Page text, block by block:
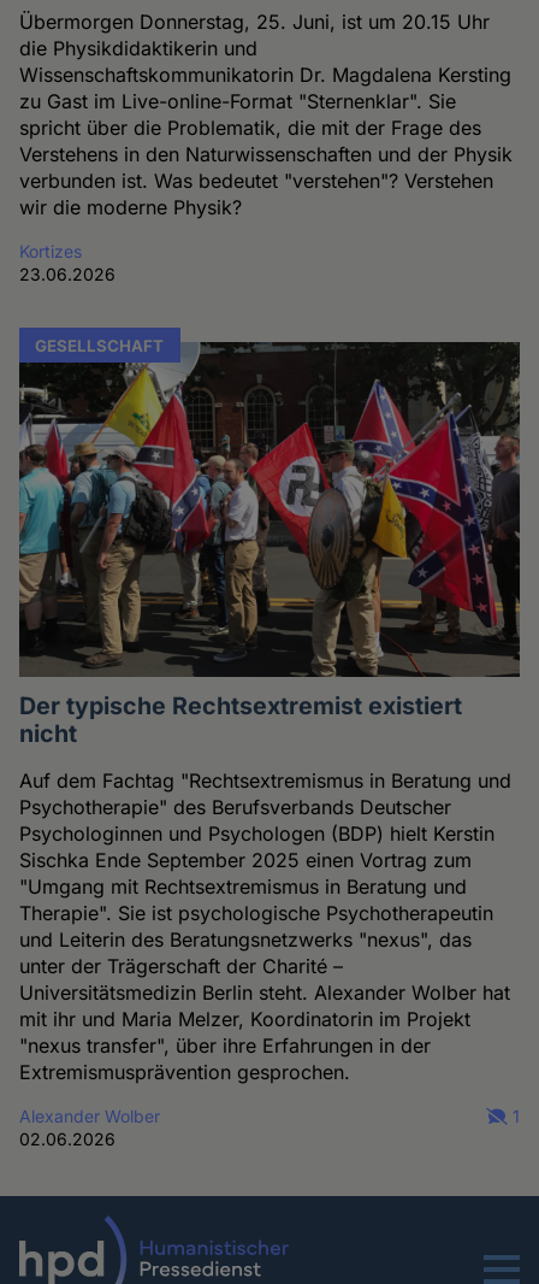
Übermorgen Donnerstag, 25. Juni, ist um 20.15 Uhr
die Physikdidaktikerin und
Wissenschaftskommunikatorin Dr. Magdalena Kersting
zu Gast im Live-online-Format "Sternenklar". Sie
spricht über die Problematik, die mit der Frage des
Verstehens in den Naturwissenschaften und der Physik
verbunden ist. Was bedeutet "verstehen"? Verstehen
wir die moderne Physik?
Kortizes
23.06.2026
GESELLSCHAFT
Der typische Rechtsextremist existiert
nicht
Auf dem Fachtag "Rechtsextremismus in Beratung und
Psychotherapie" des Berufsverbands Deutscher
Psychologinnen und Psychologen (BDP) hielt Kerstin
Sischka Ende September 2025 einen Vortrag zum
"Umgang mit Rechtsextremismus in Beratung und
Therapie". Sie ist psychologische Psychotherapeutin
und Leiterin des Beratungsnetzwerks "nexus", das
unter der Trägerschaft der Charité –
Universitätsmedizin Berlin steht. Alexander Wolber hat
mit ihr und Maria Melzer, Koordinatorin im Projekt
"nexus transfer", über ihre Erfahrungen in der
Extremismusprävention gesprochen.
Alexander Wolber
02.06.2026
1
Menu